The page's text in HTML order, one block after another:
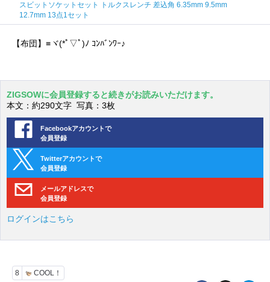
スビットソケットセット トルクスレンチ 差込角 6.35mm 9.5mm
12.7mm 13点1セット
【布団】≡ヾ(*ﾟ▽ﾟ)ﾉ ｺﾝﾊﾞﾝﾜｰ♪
ZIGSOWに会員登録すると続きがお読みいただけます。
本文：約290文字 写真：3枚
Facebookアカウントで
会員登録
Twitterアカウントで
会員登録
メールアドレスで
会員登録
ログインはこちら
8 COOL！